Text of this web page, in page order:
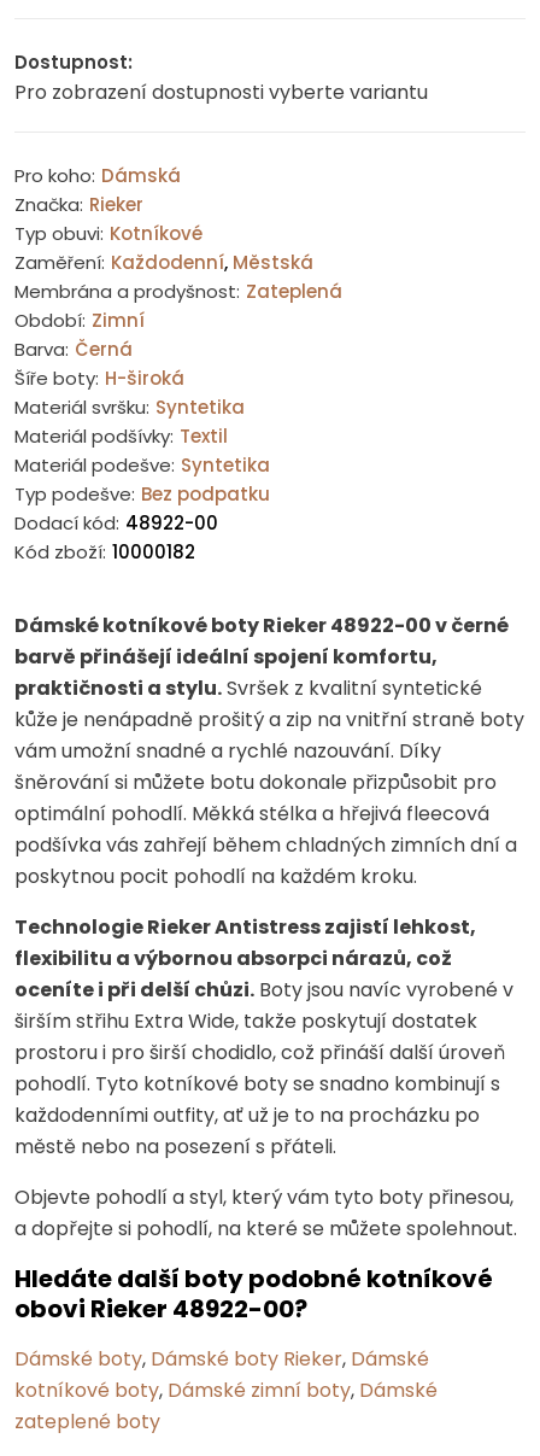
Dostupnost:
Pro zobrazení dostupnosti vyberte variantu
Pro koho: Dámská
Značka: Rieker
Typ obuvi: Kotníkové
Zaměření: Každodenní, Městská
Membrána a prodyšnost: Zateplená
Období: Zimní
Barva: Černá
Šíře boty: H-široká
Materiál svršku: Syntetika
Materiál podšívky: Textil
Materiál podešve: Syntetika
Typ podešve: Bez podpatku
Dodací kód: 48922-00
Kód zboží: 10000182
Dámské kotníkové boty Rieker 48922-00 v černé
barvě přinášejí ideální spojení komfortu,
praktičnosti a stylu.Svršek z kvalitní syntetické
kůže je nenápadně prošitý a zip na vnitřní straně boty
vám umožní snadné a rychlé nazouvání. Díky
šněrování si můžete botu dokonale přizpůsobit pro
optimální pohodlí. Měkká stélka a hřejivá fleecová
podšívka vás zahřejí během chladných zimních dní a
poskytnou pocit pohodlí na každém kroku.
Technologie Rieker Antistress zajistí lehkost,
flexibilitu a výbornou absorpci nárazů, což
oceníte i při delší chůzi. Boty jsou navíc vyrobené v
širším střihu Extra Wide, takže poskytují dostatek
prostoru i pro širší chodidlo, což přináší další úroveň
pohodlí. Tyto kotníkové boty se snadno kombinují s
každodenními outfity, ať už je to na procházku po
městě nebo na posezení s přáteli.
Objevte pohodlí a styl, který vám tyto boty přinesou,
a dopřejte si pohodlí, na které se můžete spolehnout.
Hledáte další boty podobné kotníkové
obovi Rieker 48922-00?
Dámské boty, Dámské boty Rieker, Dámské
kotníkové boty, Dámské zimní boty, Dámské
zateplené boty